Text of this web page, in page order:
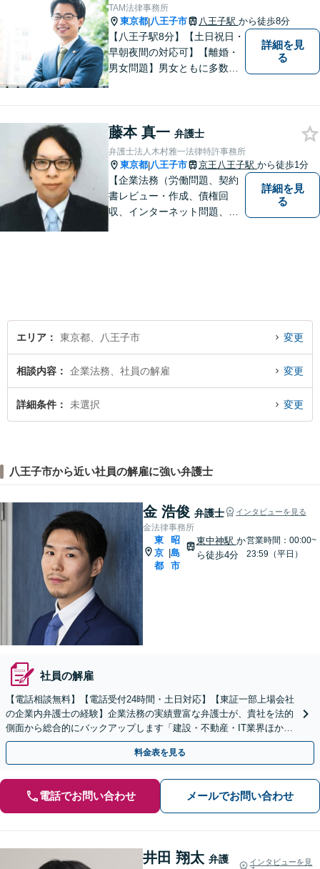
TAM法律事務所
東京都|八王子市 八王子駅 から徒歩8分
【八王子駅8分】【土日祝日・
早朝夜間の対応可】【離婚・
男女問題】男女ともに多数実
い。
詳細を見
る
藤本 真一 弁護士
弁護士法人木村雅一法律特許事務所
東京都|八王子市 京王八王子駅 から徒歩1分
【企業法務（労働問題、契約
書レビュー・作成、債権回
収、インターネット問題、ク
詳細を見
る
エリア 東京都、八王子市 変更
相談内容 企業法務、社員の解雇 変更
詳細条件 未選択 変更
八王子市から近い社員の解雇に強い弁護士
金 浩俊 弁護士 インタビューを見る
金法律事務所
東
京
都
昭
島
市
東中神駅 か
ら徒歩4分
営業時間：00:00~
23:59（平日）
社員の解雇
【電話相談無料】【電話受付24時間・土日対応】【東証一部上場会社
の企業内弁護士の経験】企業法務の実績豊富な弁護士が、貴社を法的
側面から総合的にバックアップします「建設・不動産・IT業界ほか幅
広い業種に対応可」
料金表を見る
電話でお問い合わせ メールでお問い合わせ
井田 翔太 弁護
インタビューを見